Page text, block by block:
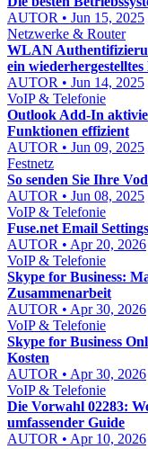
AUTOR • Jun 15, 2025
Netzwerke & Router
WLAN
ein wiederhergestelltes
AUTOR • Jun 14, 2025
VoIP & Telefonie
Outlook Add-In
Funktionen effizient
AUTOR • Jun 09, 2025
Festnetz
So senden Sie Ihre
AUTOR • Jun 08, 2025
VoIP & Telefonie
Fuse.net Email
AUTOR • Apr 20, 2026
VoIP & Telefonie
Skype for Business:
Zusammenarbeit
AUTOR • Apr 30, 2026
VoIP & Telefonie
Skype for Business
Kosten
AUTOR • Apr 30, 2026
VoIP & Telefonie
Die Vorwahl 02283:
umfassender Guide
AUTOR • Apr 10, 2026